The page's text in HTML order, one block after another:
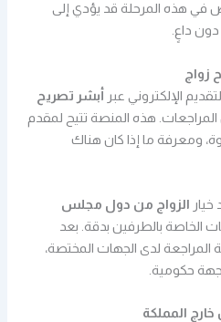
في هذه المرحلة قد يؤدي إلى
دون داعٍ.
زواج
الإلكتروني عبر أبشر تصريح
هذه المنصة تتيح لمقدم
ومعرفة ما إذا كان هناك
خيار الزواج من دول مجلس
الخاصة بالطرفين بدقة. بعد
المراجعة لدى الجهات المختصة،
جهة حكومية.
المملكة